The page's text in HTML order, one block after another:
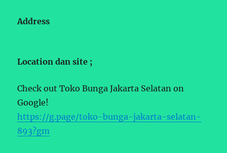
Address
Location dan site ;
Check out Toko Bunga Jakarta Selatan on
Google!
https://g.page/toko-bunga-jakarta-selatan-
893?gm